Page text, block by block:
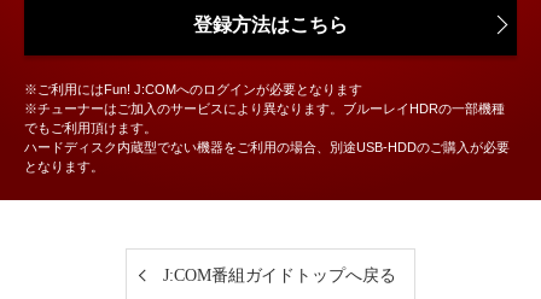
登録方法はこちら
※ご利用にはFun! J:COMへのログインが必要となります
※チューナーはご加入のサービスにより異なります。ブルーレイHDRの一部機種
でもご利用頂けます。
ハードディスク内蔵型でない機器をご利用の場合、別途USB-HDDのご購入が必要
となります。
J:COM番組ガイドトップへ戻る